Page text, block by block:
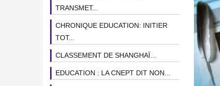
TRANSMET...
CHRONIQUE EDUCATION: INITIER
TOT...
CLASSEMENT DE SHANGHAÏ...
EDUCATION : LA CNEPT DIT NON...